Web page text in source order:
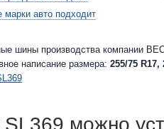
марки авто подходит
шины производства компании
написание размера: 255/75 R17,
можно